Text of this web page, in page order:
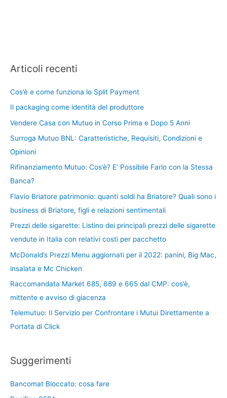
Articoli recenti
Cos’è e come funziona lo Split Payment
Il packaging come identità del produttore
Vendere Casa con Mutuo in Corso Prima e Dopo 5 Anni
Surroga Mutuo BNL: Caratteristiche, Requisiti, Condizioni e
Opinioni
Rifinanziamento Mutuo: Cos’è? E’ Possibile Farlo con la Stessa
Banca?
Flavio Briatore patrimonio: quanti soldi ha Briatore? Quali sono i
business di Briatore, figli e relazioni sentimentali
Prezzi delle sigarette: Listino dei principali prezzi delle sigarette
vendute in Italia con relativi costi per pacchetto
McDonald’s Prezzi Menu aggiornati per il 2022: panini, Big Mac,
insalata e Mc Chicken
Raccomandata Market 685, 689 e 665 dal CMP: cos’è,
mittente e avviso di giacenza
Telemutuo: Il Servizio per Confrontare i Mutui Direttamente a
Portata di Click
Suggerimenti
Bancomat Bloccato: cosa fare